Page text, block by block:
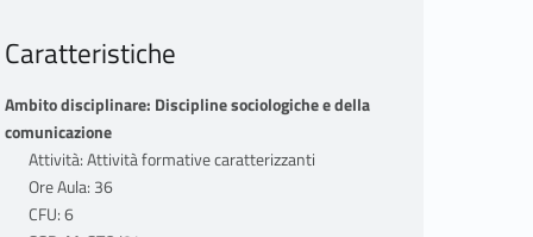
Caratteristiche
Ambito disciplinare: Discipline sociologiche e della
comunicazione
Attività: Attività formative caratterizzanti
Ore Aula: 36
CFU: 6